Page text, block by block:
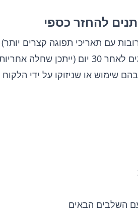
להחזר כספי
עם תאריכי תפוגה קצרים יותר)
אחריות יצרן)
שימוש או שניזוקו על ידי הלקוח
השלבים הבאים